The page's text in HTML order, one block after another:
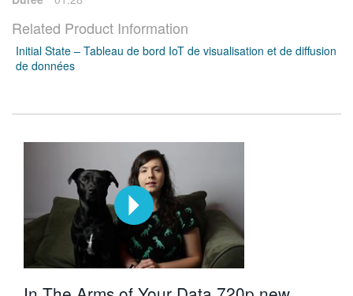
Related Product Information
Initial State – Tableau de bord IoT de visualisation et de diffusion
de données